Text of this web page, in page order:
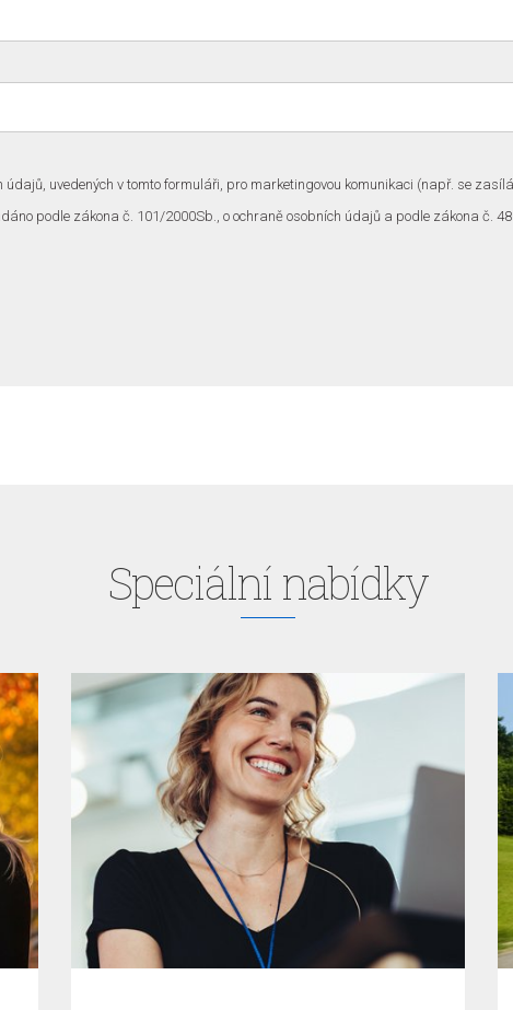
údajů, uvedených v tomto formuláři, pro marketingovou komunikaci (např. se
podle zákona č. 101/2000Sb., o ochraně osobních údajů a podle zákona č.
Speciální nabídky